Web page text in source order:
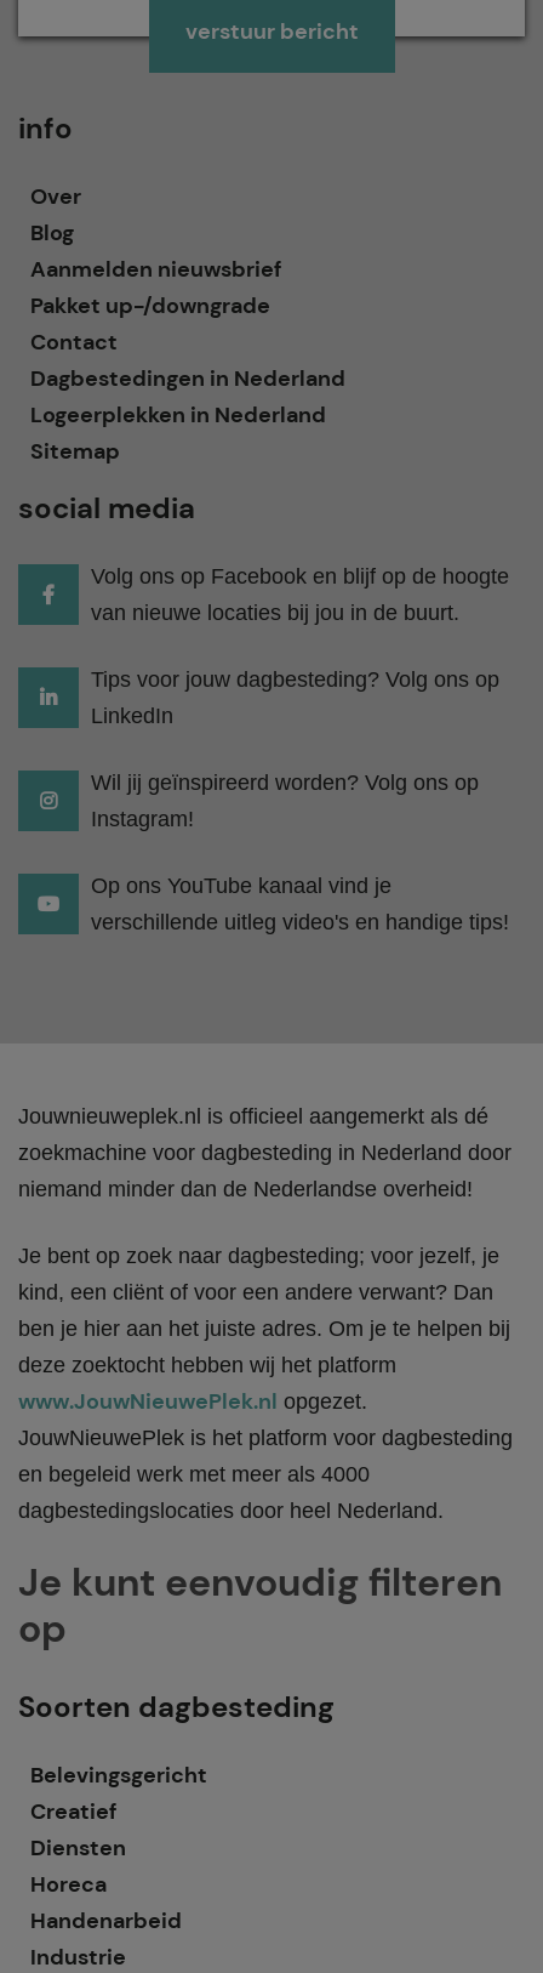
info
Over
Blog
Aanmelden nieuwsbrief
Pakket up-/downgrade
Contact
Dagbestedingen in Nederland
Logeerplekken in Nederland
Sitemap
social media
Volg ons op Facebook en blijf op de hoogte
van nieuwe locaties bij jou in de buurt.
Tips voor jouw dagbesteding? Volg ons op
LinkedIn
Wil jij geïnspireerd worden? Volg ons op
Instagram!
Op ons YouTube kanaal vind je
verschillende uitleg video's en handige tips!
Jouwnieuweplek.nl is officieel aangemerkt als dé
zoekmachine voor dagbesteding in Nederland door
niemand minder dan de Nederlandse overheid!
Je bent op zoek naar dagbesteding; voor jezelf, je
kind, een cliënt of voor een andere verwant? Dan
ben je hier aan het juiste adres. Om je te helpen bij
deze zoektocht hebben wij het platform
www.JouwNieuwePlek.nl opgezet.
JouwNieuwePlek is het platform voor dagbesteding
en begeleid werk met meer als 4000
dagbestedingslocaties door heel Nederland.
Je kunt eenvoudig filteren
op
Soorten dagbesteding
Belevingsgericht
Creatief
Diensten
Horeca
Handenarbeid
Industrie